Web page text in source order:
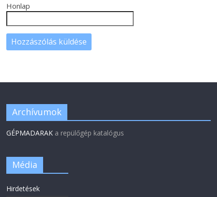
Honlap
Archívumok
GÉPMADARAK a repülőgép katalógus
Média
Hirdetések